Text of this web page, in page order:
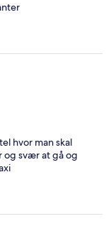
hvor man skal
og svær at gå og